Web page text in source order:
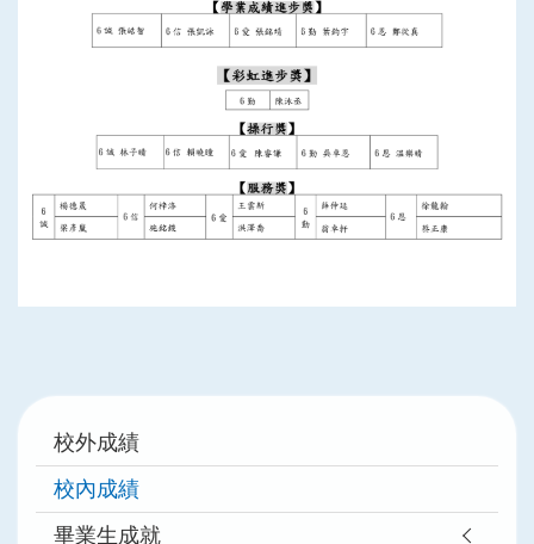
Main
navigation
校外成績
校內成績
畢業生成就